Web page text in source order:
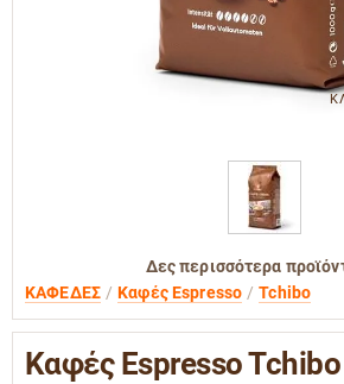
Δες περισσότερα
ΚΑΦΕΔΕΣ
Καφές Espresso Tchibo
Καφές Espresso